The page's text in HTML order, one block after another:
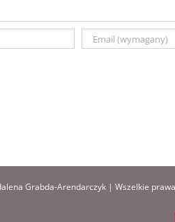
Grabda-Arendarczyk | Wszelkie